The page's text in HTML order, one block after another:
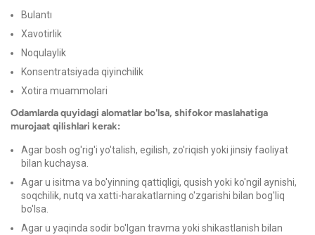
Bulantı
Xavotirlik
Noqulaylik
Konsentratsiyada qiyinchilik
Xotira muammolari
Odamlarda quyidagi alomatlar bo'lsa, shifokor maslahatiga
murojaat qilishlari kerak:
Agar bosh og'rig'i yo'talish, egilish, zo'riqish yoki jinsiy faoliyat
bilan kuchaysa.
Agar u isitma va bo'yinning qattiqligi, qusish yoki ko'ngil aynishi,
soqchilik, nutq va xatti-harakatlarning o'zgarishi bilan bog'liq
bo'lsa.
Agar u yaqinda sodir bo'lgan travma yoki shikastlanish bilan